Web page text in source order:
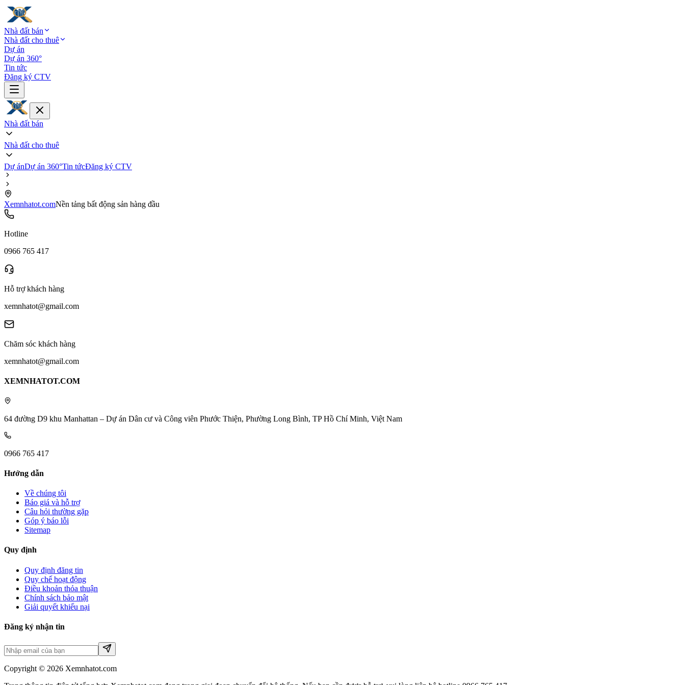
Nhà đất bán
Nhà đất cho thuê
Dự án
Dự án 360°
Tin tức
Đăng ký CTV
Nhà đất bán
Nhà đất cho thuê
Dự ánDự án 360°Tin tứcĐăng ký CTV
Xemnhatot.comNền tảng bất động sản hàng đầu
Hotline
0966 765 417
Hỗ trợ khách hàng
xemnhatot@gmail.com
Chăm sóc khách hàng
xemnhatot@gmail.com
XEMNHATOT.COM
64 đường D9 khu Manhattan – Dự án Dân cư và Công viên Phước Thiện, Phường Long Bình, TP Hồ Chí Minh, Việt Nam
0966 765 417
Hướng dẫn
Về chúng tôi
Báo giá và hỗ trợ
Câu hỏi thường gặp
Góp ý báo lỗi
Sitemap
Quy định
Quy định đăng tin
Quy chế hoạt động
Điều khoản thỏa thuận
Chính sách bảo mật
Giải quyết khiếu nại
Đăng ký nhận tin
Copyright © 2026 Xemnhatot.com